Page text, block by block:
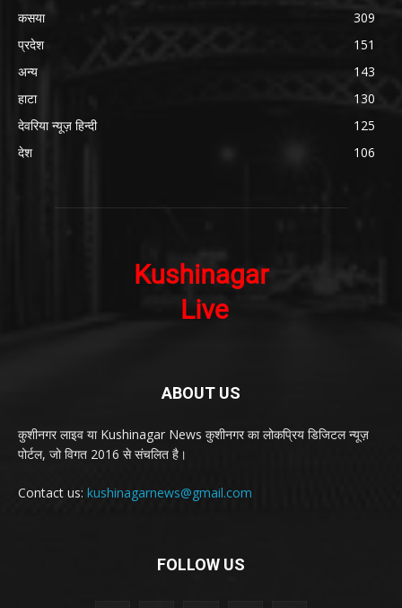
कसया
309
प्रदेश
151
अन्य
143
हाटा
130
देवरिया न्यूज़ हिन्दी
125
देश
106
ABOUT US
कुशीनगर लाइव या Kushinagar News कुशीनगर का लोकप्रिय डिजिटल न्यूज़
पोर्टल, जो विगत 2016 से संचलित है।
Contact us: kushinagarnews@gmail.com
FOLLOW US